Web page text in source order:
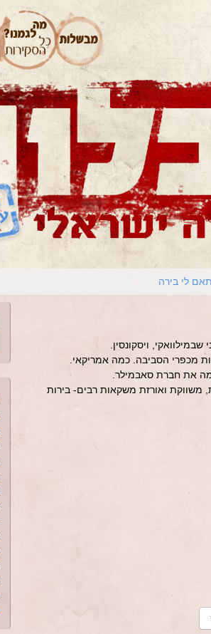
לי בירה
מכפרי הסביבה. כמה אמריקאי.
משווקת ואורזת משקאות רבים- בירות